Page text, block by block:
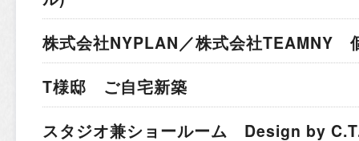
株式会社NYPLAN／株式会社TEAMNY
T様邸 ご自宅新築
スタジオ兼ショールーム Design by